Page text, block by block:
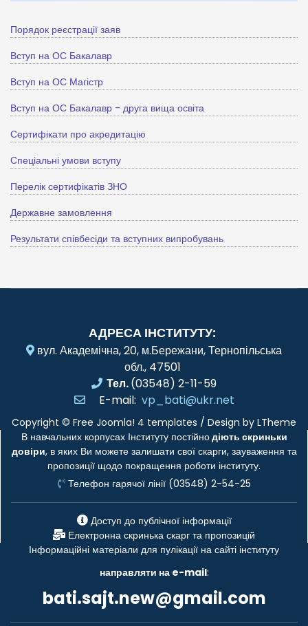
Порядок реєстрації заяв
Вступ на ОС Бакалавр
Вступ на ОС Магістр
Вступ на ОС Бакалавр - друга вища освіта
Сертифікати про акредитацію
Спеціальні умови вступу
Перелік сертифікатів ЗНО
Державне замовлення
Результати співбесіди та вступних випробувань
АДРЕСА ІНСТИТУТУ:
вул. Академічна, 20, м.Бережани, Тернопільська
обл., 47501
Тел.(03548) 2-11-59
E-mail: vp_bati@ukr.net
Copyright © Free Joomla! 4 templates / Design by LTheme
В навчальних корпусах Інституту постійнодіють скриньки
довіри, в яких Ви можете залишати свої скарги, зауваження та
пропозиції щодо покращення роботи інституту.
Телефон гарячої лінії (03548) 2-54-25
Доступ до публічної інформації
Електронна скринька скарг та пропозицій
Інформаційні матеріали для пулікації на сайті інституту
направляти на e-mail:
bati.sajt.new@gmail.com